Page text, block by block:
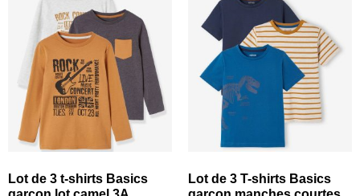
Lot de 3 t-shirts Basics
Lot de 3 T-shirts Basics